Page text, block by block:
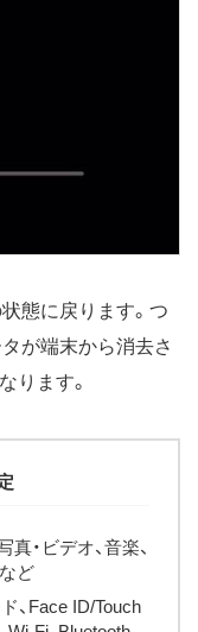
態に戻ります。つ
が端末から消去さ
ります。
真・ビデオ、音楽、
ど
、Face ID/Touch